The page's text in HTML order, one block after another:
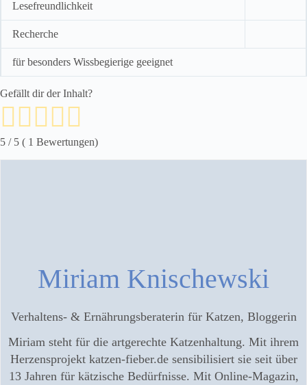
Lesefreundlichkeit
Recherche
für besonders Wissbegierige geeignet
Gefällt dir der Inhalt?
5 / 5 ( 1 Bewertungen)
Miriam Knischewski
Verhaltens- & Ernährungsberaterin für Katzen, Bloggerin
Miriam steht für die artgerechte Katzenhaltung. Mit ihrem
Herzensprojekt katzen-fieber.de sensibilisiert sie seit über
13 Jahren für kätzische Bedürfnisse. Mit Online-Magazin,